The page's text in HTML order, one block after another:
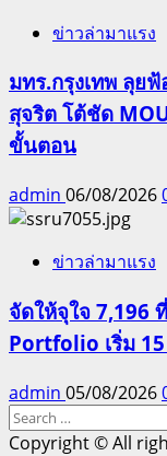
ข่าวล่ามาแรง
มทร.กรุงเทพ ลุย
สุจริต โต้ชัด
ขั้นตอน
admin 06/08/2026
ข่าวล่ามาแรง
จัดให้จุใจ 7,196
Portfolio เริ่ม
admin 05/08/2026
Search
for:
Copyright © All